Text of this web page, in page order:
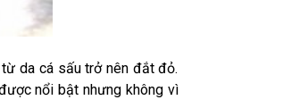
da cá sấu trở nên đắt đỏ.
nổi bật nhưng không vì